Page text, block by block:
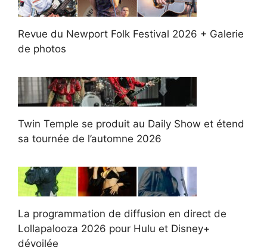
Revue du Newport Folk Festival 2026 + Galerie
de photos
Twin Temple se produit au Daily Show et étend
sa tournée de l’automne 2026
La programmation de diffusion en direct de
Lollapalooza 2026 pour Hulu et Disney+
dévoilée